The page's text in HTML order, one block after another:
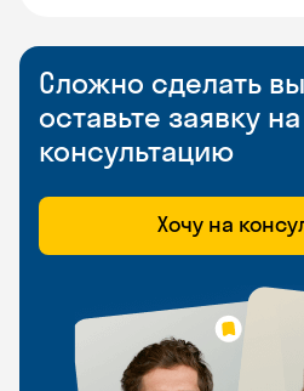
Сложно сделать
оставьте заявку
консультацию
Хочу на